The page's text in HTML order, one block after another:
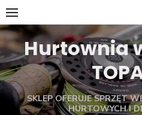
Skip
to
contentHurtownia
SKLEP OFERUJE SPRZĘT
HURTOWYCH I